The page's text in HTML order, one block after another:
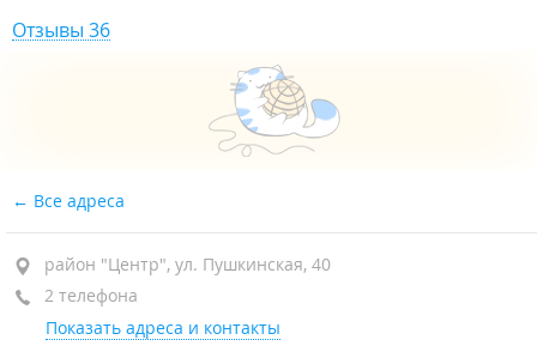
Отзывы 36
Все адреса
район "Центр", ул. Пушкинская, 40
2 телефона
Показать адреса и контакты